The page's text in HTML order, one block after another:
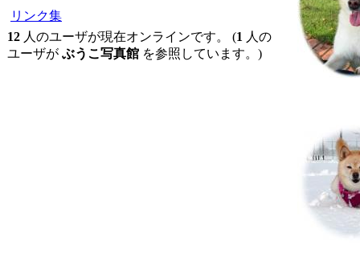
リンク集
12 人のユーザが現在オンラインです。 (1 人の
ユーザが ぶうこ写真館 を参照しています。)